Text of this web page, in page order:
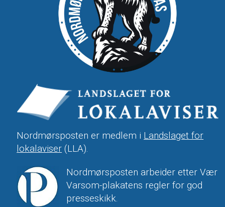
Nordmørsposten er medlem i Landslaget for
lokalaviser (LLA).
Nordmørsposten arbeider etter Vær
Varsom-plakatens regler for god
presseskikk.